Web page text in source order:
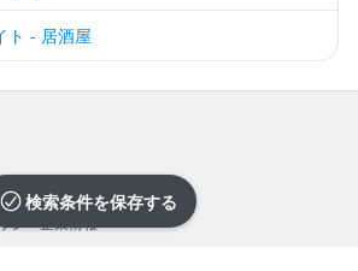
検索条件を保存
ト - 居酒屋
ー